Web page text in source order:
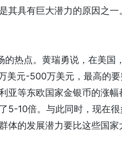
其具有巨大潜力的原因之一
热点。黄瑞勇说，在美国
美元-500万美元，最高的
亚等东欧国家金银币的涨
5-10倍。与此同时，现在很
体的发展潜力要比这些国家